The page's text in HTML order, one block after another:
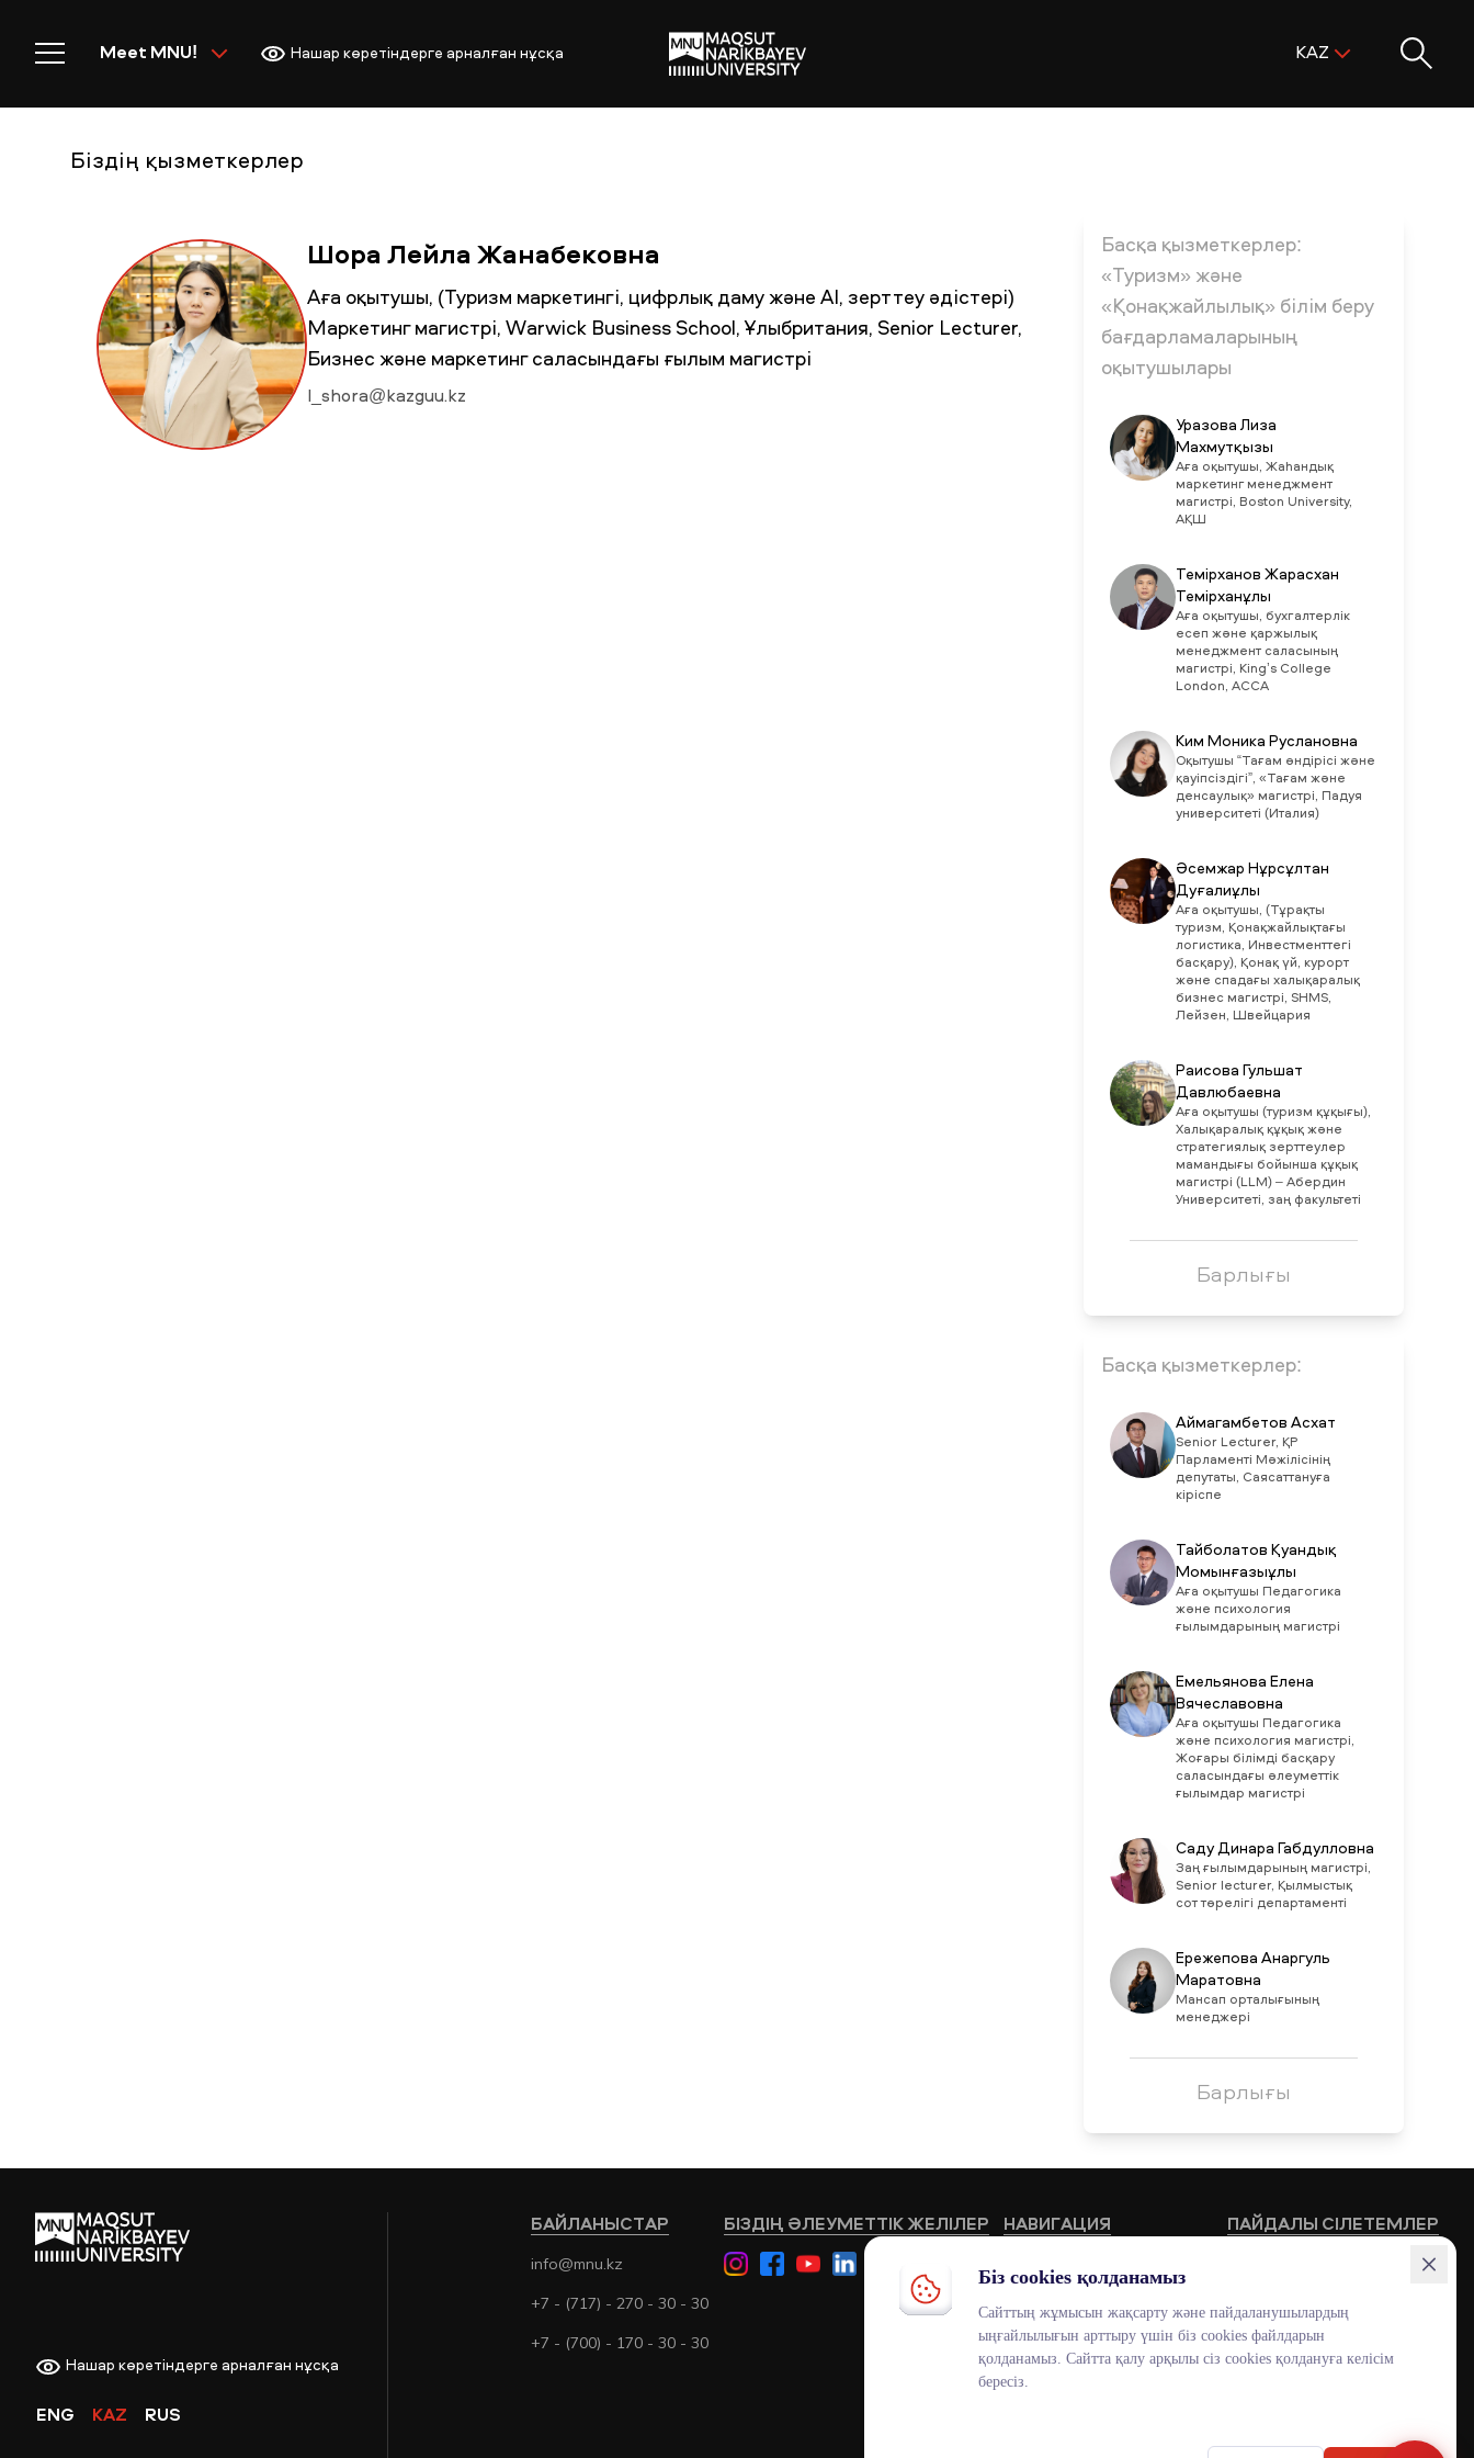
Meet MNU! Нашар көретіндерге арналған нұсқа KAZ
Басты бет
MNU-ге қош келдіңіз!
Академиялық өмір
Біздің қызметкерлер
Шора Лейла Жанабековна
Аға оқытушы, (Туризм маркетингі, цифрлық даму және AI, зерттеу әдістері)
Маркетинг магистрі, Warwick Business School, Ұлыбритания, Senior Lecturer,
Бизнес және маркетинг саласындағы ғылым магистрі
l_shora@kazguu.kz
Басқа қызметкерлер:
«Туризм» және
«Қонақжайлылық» білім беру
бағдарламаларының
оқытушылары
Уразова Лиза
Махмутқызы
Аға оқытушы, Жаһандық
маркетинг менеджмент
магистрі, Boston University,
АҚШ
Темірханов Жарасхан
Темірханұлы
Аға оқытушы, бухгалтерлік
есеп және қаржылық
менеджмент саласының
магистрі, King’s College
London, ACCA
Ким Моника Руслановна
Оқытушы “Тағам өндірісі және
қауіпсіздігі”, «Тағам және
денсаулық» магистрі, Падуя
университеті (Италия)
Әсемжар Нұрсұлтан
Дуғалиұлы
Аға оқытушы, (Тұрақты
туризм, Қонақжайлықтағы
логистика, Инвестменттегі
басқару), Қонақ үй, курорт
және спадағы халықаралық
бизнес магистрі, SHMS,
Лейзен, Швейцария
Раисова Гульшат
Давлюбаевна
Aға оқытушы (туризм құқығы),
Халықаралық құқық және
стратегиялық зерттеулер
мамандығы бойынша құқық
магистрі (LLM) – Абердин
Университеті, заң факультеті
Барлығы
Басқа қызметкерлер:
Аймагамбетов Асхат
Senior Lecturer, ҚР
Парламенті Мәжілісінің
депутаты, Саясаттануға
кіріспе
Тайболатов Қуандық
Момынғазыұлы
Аға оқытушы Педагогика
және психология
ғылымдарының магистрі
Емельянова Елена
Вячеславовна
Аға оқытушы Педагогика
және психология магистрі,
Жоғары білімді басқару
саласындағы әлеуметтік
ғылымдар магистрі
Саду Динара Габдулловна
Заң ғылымдарының магистрі,
Senior lecturer, Қылмыстық
сот төрелігі департаменті
Ережепова Анаргуль
Маратовна
Мансап орталығының
менеджері
Барлығы
Нашар көретіндерге арналған нұсқа
ENG KAZ RUS
БАЙЛАНЫСТАР
info@mnu.kz
+7 - (717) - 270 - 30 - 30
+7 - (700) - 170 - 30 - 30
БІЗДІҢ ӘЛЕУМЕТТІК ЖЕЛІЛЕР НАВИГАЦИЯ
Байланыстар
Бос жұмыс орындары
ПАЙДАЛЫ СІЛЕТЕМЛЕР
Documentolog
Canvas
Біз cookies қолданамыз
Сайттың жұмысын жақсарту және пайдаланушылардың
ыңғайлылығын арттыру үшін біз cookies файлдарын
қолданамыз. Сайтта қалу арқылы сіз cookies қолдануға келісім
бересіз.